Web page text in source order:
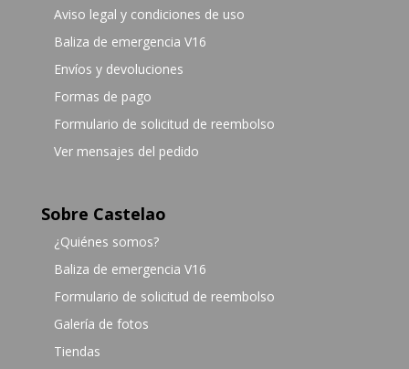
Aviso legal y condiciones de uso
Baliza de emergencia V16
Envíos y devoluciones
Formas de pago
Formulario de solicitud de reembolso
Ver mensajes del pedido
Sobre Castelao
¿Quiénes somos?
Baliza de emergencia V16
Formulario de solicitud de reembolso
Galería de fotos
Tiendas